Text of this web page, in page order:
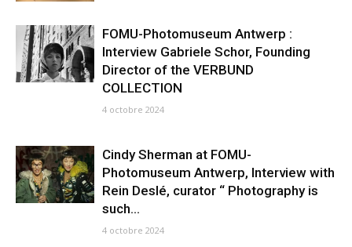
FOMU-Photomuseum Antwerp :
Interview Gabriele Schor, Founding
Director of the VERBUND
COLLECTION
4 octobre 2024
Cindy Sherman at FOMU-
Photomuseum Antwerp, Interview with
Rein Deslé, curator “ Photography is
such...
4 octobre 2024